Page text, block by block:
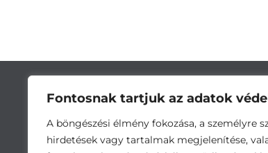
Fontosnak tartjuk az adatok
A böngészési élmény fokozása, a személyre
hirdetések vagy tartalmak megjelenítése,